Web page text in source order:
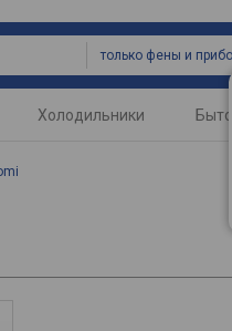
Холодильники